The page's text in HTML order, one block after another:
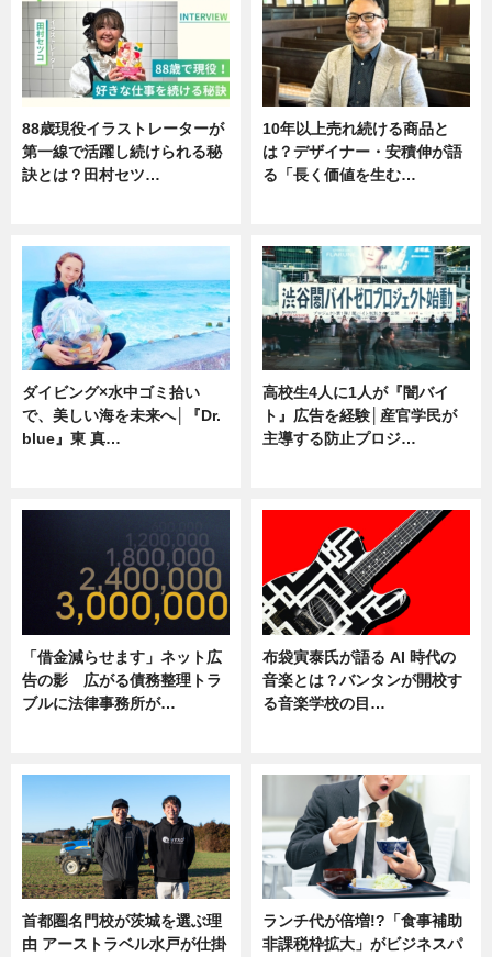
88歳現役イラストレーターが
第一線で活躍し続けられる秘
訣とは？田村セツ…
10年以上売れ続ける商品と
は？デザイナー・安積伸が語
る「長く価値を生む…
ダイビング×水中ゴミ拾い
で、美しい海を未来へ│『Dr.
blue』東 真…
高校生4人に1人が『闇バイ
ト』広告を経験│産官学民が
主導する防止プロジ…
「借金減らせます」ネット広
告の影 広がる債務整理トラ
ブルに法律事務所が…
布袋寅泰氏が語る AI 時代の
音楽とは？バンタンが開校す
る音楽学校の目…
首都圏名門校が茨城を選ぶ理
由 アーストラベル水戸が仕掛
ランチ代が倍増!?「食事補助
非課税枠拡大」がビジネスパ